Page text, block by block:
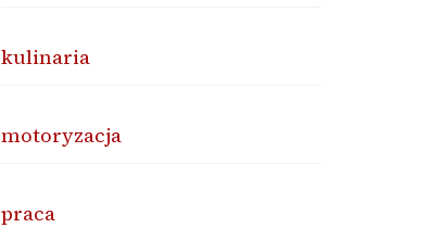
kulinaria
motoryzacja
praca